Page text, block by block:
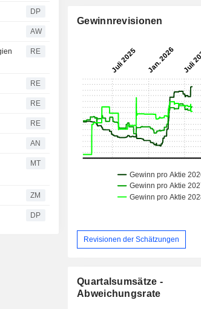
DP
AW
RE
RE
RE
RE
AN
MT
ZM
DP
Gewinnrevisionen
Revisionen der Schätzungen
Quartalsumsätze -
Abweichungsrate